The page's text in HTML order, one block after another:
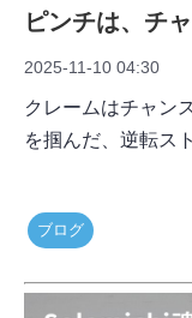
ピンチは、チ
2025-11-10 04:30
クレームはチャン
を掴んだ、逆転ス
ブログ